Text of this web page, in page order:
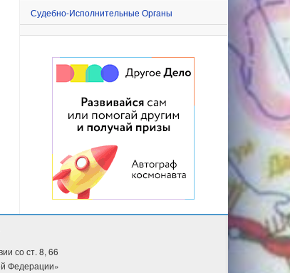
Судебно-Исполнительные Органы
со ст. 8, 66
Федерации»